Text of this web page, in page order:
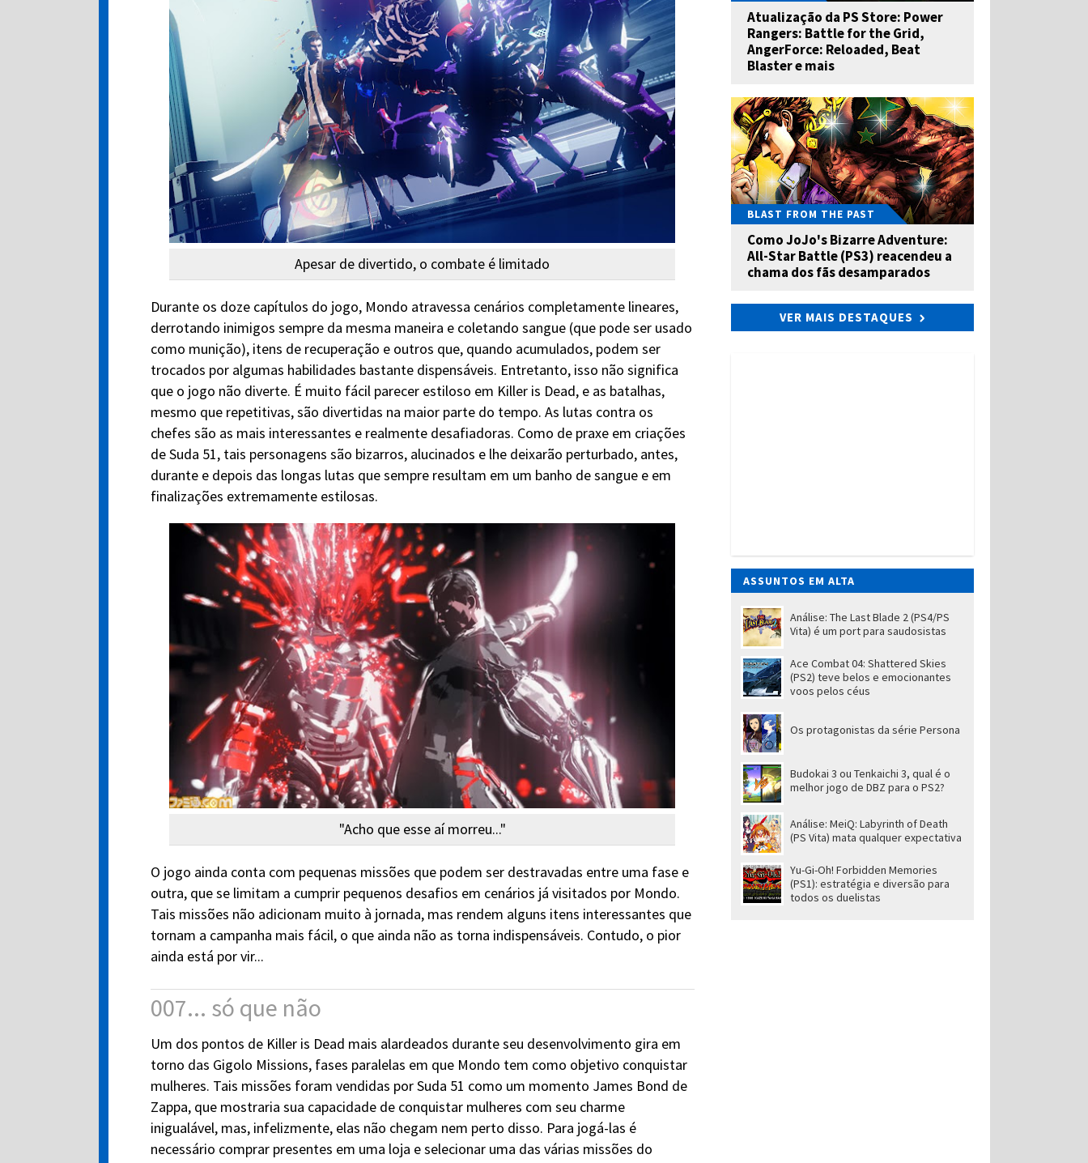
Apesar de divertido, o combate é limitado
Durante os doze capítulos do jogo, Mondo atravessa cenários completamente lineares,
derrotando inimigos sempre da mesma maneira e coletando sangue (que pode ser usado
como munição), itens de recuperação e outros que, quando acumulados, podem ser
trocados por algumas habilidades bastante dispensáveis. Entretanto, isso não significa
que o jogo não diverte. É muito fácil parecer estiloso em Killer is Dead, e as batalhas,
mesmo que repetitivas, são divertidas na maior parte do tempo. As lutas contra os
chefes são as mais interessantes e realmente desafiadoras. Como de praxe em criações
de Suda 51, tais personagens são bizarros, alucinados e lhe deixarão perturbado, antes,
durante e depois das longas lutas que sempre resultam em um banho de sangue e em
finalizações extremamente estilosas.
"Acho que esse aí morreu..."
O jogo ainda conta com pequenas missões que podem ser destravadas entre uma fase e
outra, que se limitam a cumprir pequenos desafios em cenários já visitados por Mondo.
Tais missões não adicionam muito à jornada, mas rendem alguns itens interessantes que
tornam a campanha mais fácil, o que ainda não as torna indispensáveis. Contudo, o pior
ainda está por vir...
007... só que não
Um dos pontos de Killer is Dead mais alardeados durante seu desenvolvimento gira em
torno das Gigolo Missions, fases paralelas em que Mondo tem como objetivo conquistar
mulheres. Tais missões foram vendidas por Suda 51 como um momento James Bond de
Zappa, que mostraria sua capacidade de conquistar mulheres com seu charme
inigualável, mas, infelizmente, elas não chegam nem perto disso. Para jogá-las é
necessário comprar presentes em uma loja e selecionar uma das várias missões do
Atualização da PS Store: Power
Rangers: Battle for the Grid,
AngerForce: Reloaded, Beat
Blaster e mais
BLAST FROM THE PAST
Como JoJo's Bizarre Adventure:
All-Star Battle (PS3) reacendeu a
chama dos fãs desamparados
VER MAIS DESTAQUES
ASSUNTOS EM ALTA
Análise: The Last Blade 2 (PS4/PS
Vita) é um port para saudosistas
Ace Combat 04: Shattered Skies
(PS2) teve belos e emocionantes
voos pelos céus
Os protagonistas da série Persona
Budokai 3 ou Tenkaichi 3, qual é o
melhor jogo de DBZ para o PS2?
Análise: MeiQ: Labyrinth of Death
(PS Vita) mata qualquer expectativa
Yu-Gi-Oh! Forbidden Memories
(PS1): estratégia e diversão para
todos os duelistas